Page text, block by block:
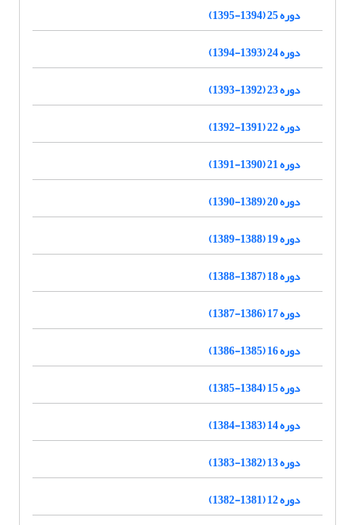
دوره 25 (1394-1395)
دوره 24 (1393-1394)
دوره 23 (1392-1393)
دوره 22 (1391-1392)
دوره 21 (1390-1391)
دوره 20 (1389-1390)
دوره 19 (1388-1389)
دوره 18 (1387-1388)
دوره 17 (1386-1387)
دوره 16 (1385-1386)
دوره 15 (1384-1385)
دوره 14 (1383-1384)
دوره 13 (1382-1383)
دوره 12 (1381-1382)